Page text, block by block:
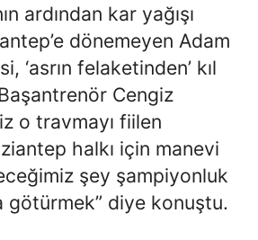
ardından kar yağışı
dönemeyen Adam
‘asrın felaketinden’ kıl
Cengiz
o travmayı fiilen
halkı için manevi
şey şampiyonluk
götürmek” diye konuştu.